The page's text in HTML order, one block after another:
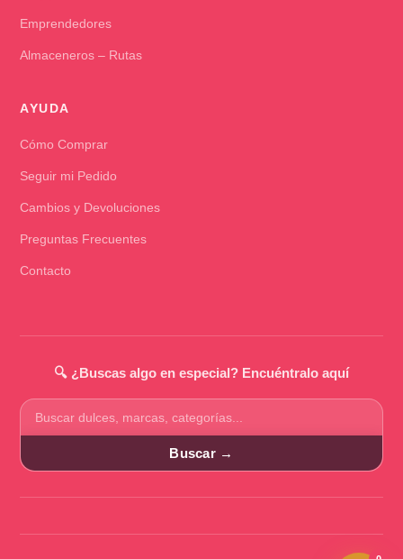
Emprendedores
Almaceneros – Rutas
AYUDA
Cómo Comprar
Seguir mi Pedido
Cambios y Devoluciones
Preguntas Frecuentes
Contacto
🔍 ¿Buscas algo en especial? Encuéntralo aquí
Buscar
productos
Buscar →